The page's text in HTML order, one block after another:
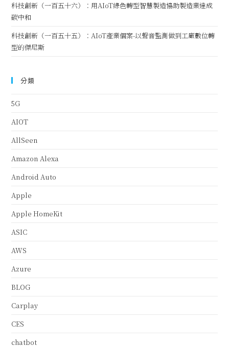
科技創新（一百五十六）：用AIoT綠色轉型智慧製造協助製造業達成
碳中和
科技創新（一百五十五）：AIoT產業個案-以聲音監測做到工廠數位轉
型的傑尼斯
分類
5G
AIOT
AllSeen
Amazon Alexa
Android Auto
Apple
Apple HomeKit
ASIC
AWS
Azure
BLOG
Carplay
CES
chatbot